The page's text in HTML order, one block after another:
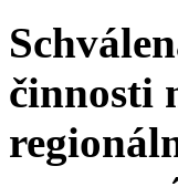
činnosti